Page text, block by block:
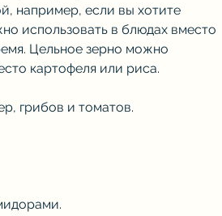
например, если вы хотите
использовать в блюдах вместо
Цельное зерно можно
картофеля или риса.
грибов и томатов.